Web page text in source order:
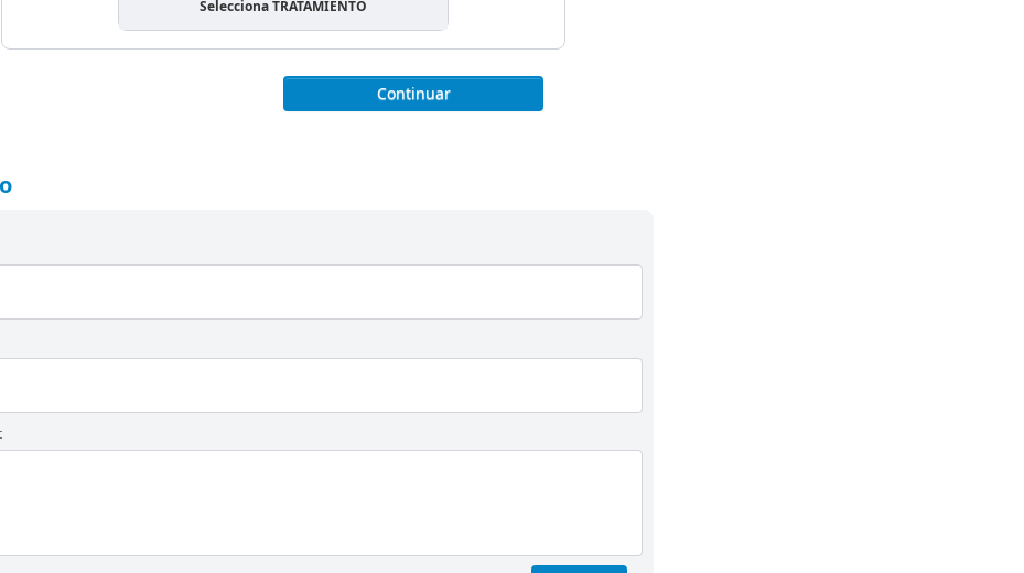
Selecciona TRATAMIENTO
Continuar